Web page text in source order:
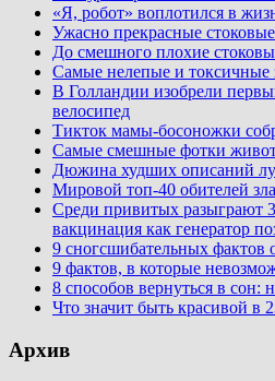
«Я, робот» воплотился в
Ужасно прекрасные
До смешного плохие
Самые нелепые и
В Голландии изобрели
велосипед
Тикток мамы-босоножки
Самые смешные фотки
Дюжина худших описаний
Мировой топ-40 обителей зла
Среди привитых разыграют
вакцинация как генератор
9 сногсшибательных фактов
9 фактов, в которые
8 способов вернуться в сон:
Что значит быть красивой в
Архив